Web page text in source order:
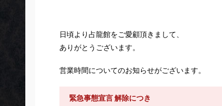
日頃より占龍館をご愛顧頂きまして、
ありがとうございます。
営業時間についてのお知らせがございます。
緊急事態宣言 解除につき